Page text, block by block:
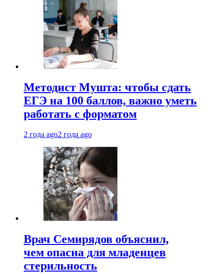
Методист Мушта: чтобы сдать
ЕГЭ на 100 баллов, важно уметь
работать с форматом
2 года ago2 года ago
Врач Семирядов объяснил,
чем опасна для младенцев
стерильность